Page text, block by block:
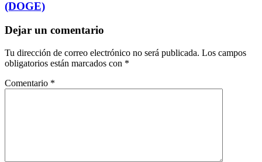
(DOGE)
Dejar un comentario
Tu dirección de correo electrónico no será publicada. Los campos
obligatorios están marcados con *
Comentario *